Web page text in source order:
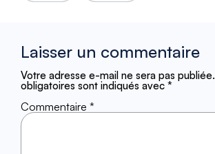
Laisser un commentaire
Votre adresse e-mail ne sera pas publiée.
obligatoires sont indiqués avec *
Commentaire *